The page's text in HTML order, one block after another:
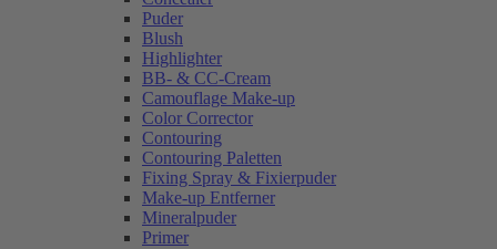
Puder
Blush
Highlighter
BB- & CC-Cream
Camouflage Make-up
Color Corrector
Contouring
Contouring Paletten
Fixing Spray & Fixierpuder
Make-up Entferner
Mineralpuder
Primer